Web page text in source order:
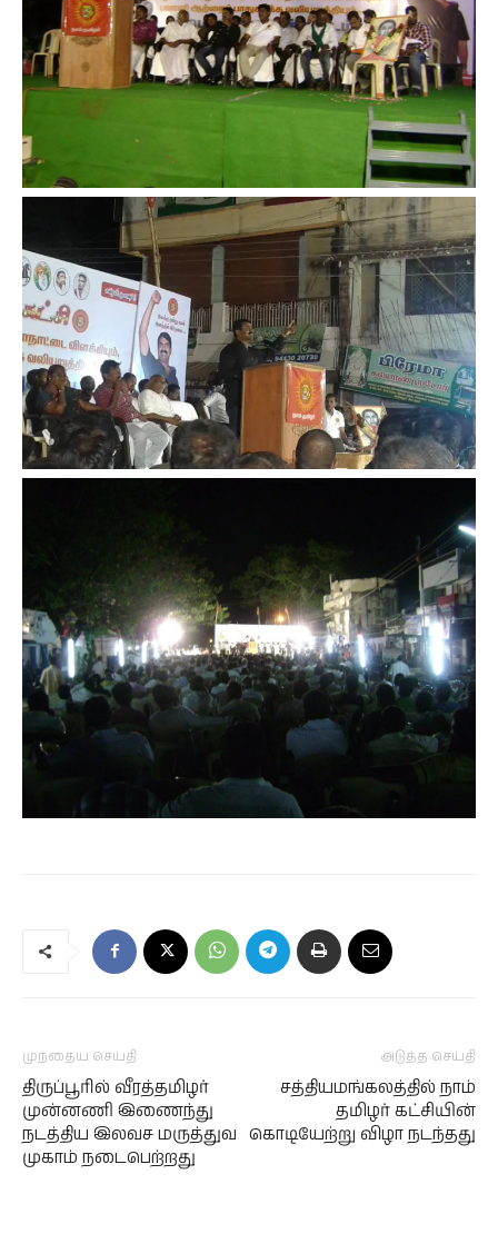
முந்தைய செய்தி
திருப்பூரில் வீரத்தமிழர்
முன்னணி இணைந்து
நடத்திய இலவச மருத்துவ
முகாம் நடைபெற்றது
அடுத்த செய்தி
சத்தியமங்கலத்தில் நாம்
தமிழர் கட்சியின்
கொடியேற்று விழா நடந்தது